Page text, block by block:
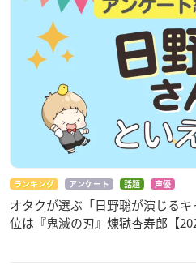
ランキング アンケート 話題 声優
オタクが選ぶ「日野聡が演じる
位は『鬼滅の刃』煉󠄁獄杏寿郎【